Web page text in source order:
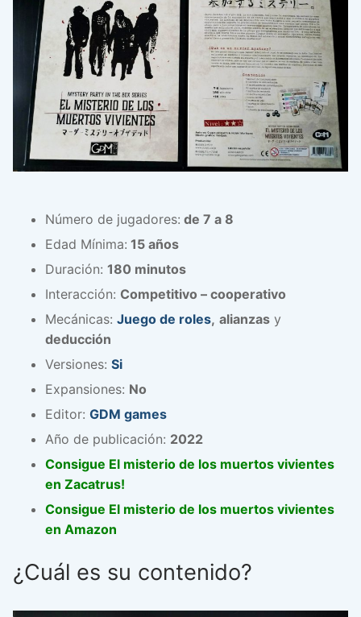
Número de jugadores: de 7 a 8
Edad Mínima: 15 años
Duración: 180 minutos
Interacción: Competitivo – cooperativo
Mecánicas: Juego de roles, alianzas y
deducción
Versiones: Si
Expansiones: No
Editor: GDM games
Año de publicación: 2022
Consigue El misterio de los muertos vivientes
en Zacatrus!
Consigue El misterio de los muertos vivientes
en Amazon
¿Cuál es su contenido?